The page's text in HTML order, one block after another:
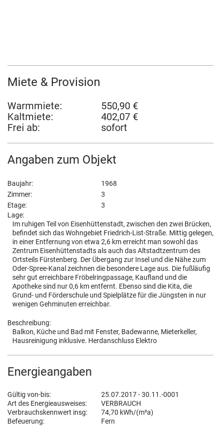
Miete & Provision
Warmmiete:
550,90 €
Kaltmiete:
402,07 €
Frei ab:
sofort
Angaben zum Objekt
Baujahr:
1968
Zimmer:
3
Etage:
3
Lage:
Im ruhigen Teil von Eisenhüttenstadt, zwischen den zwei Brücken,
befindet sich das Wohngebiet Friedrich-List-Straße. Mittig gelegen,
in einer Entfernung von etwa 2,6 km erreicht man sowohl das
Zentrum Eisenhüttenstadts als auch das Altstadtzentrum des
Ortsteils Fürstenberg. Der Übergang zur Insel und die Nähe zum
Oder-Spree-Kanal zeichnen die besondere Lage aus. Die fußläufig
sehr gut erreichbare Fröbelringpassage, Kaufland und die
Apotheke sind nur 0,6 km entfernt. Ebenso sind die Kita, die
Grund- und Förderschule und Spielplätze für die Jüngsten in nur
wenigen Gehminuten erreichbar.
Beschreibung:
Balkon, Küche und Bad mit Fenster, Badewanne, Mieterkeller,
Hausreinigung inklusive. Herdanschluss Elektro
Energieangaben
Gültig von-bis:
25.07.2017 - 30.11.-0001
Art des Energieausweises:
VERBRAUCH
Verbrauchskennwert insg:
74,70 kWh/(m²a)
Befeuerung:
Fern